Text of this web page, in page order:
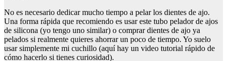
No es necesario dedicar mucho tiempo a pelar los dientes de ajo.
Una forma rápida que recomiendo es usar este tubo pelador de ajos
de silicona (yo tengo uno similar) o comprar dientes de ajo ya
pelados si realmente quieres ahorrar un poco de tiempo. Yo suelo
usar simplemente mi cuchillo (aquí hay un video tutorial rápido de
cómo hacerlo si tienes curiosidad).